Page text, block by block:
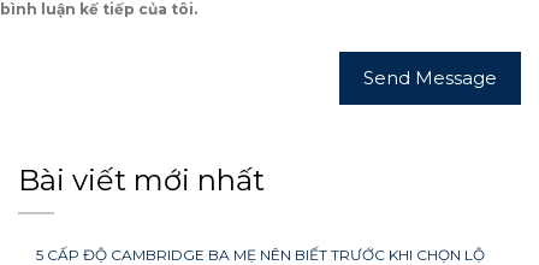
bình luận kế tiếp của tôi.
Bài viết mới nhất
5 CẤP ĐỘ CAMBRIDGE BA MẸ NÊN BIẾT TRƯỚC KHI CHỌN LỘ